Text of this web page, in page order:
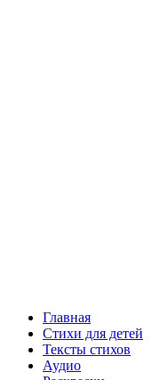
Главная
Стихи для детей
Тексты стихов
Аудио